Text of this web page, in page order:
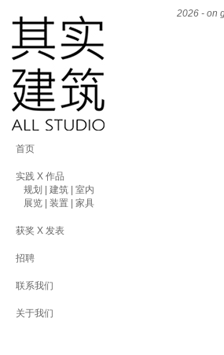
首页
实践 X 作品
规划 | 建筑 | 室内
展览 | 装置 | 家具
获奖 X 发表
招聘
联系我们
关于我们
2026 - on